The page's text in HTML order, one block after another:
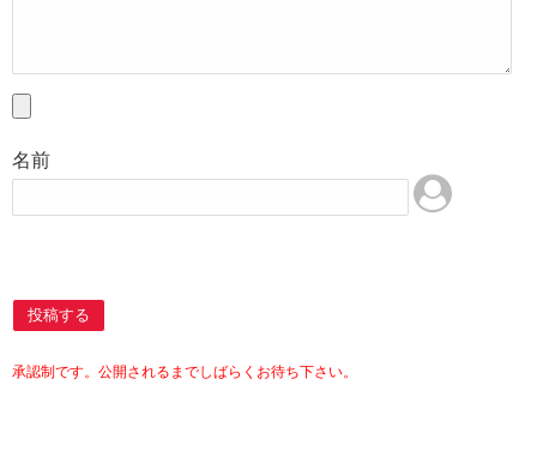
名前
投稿する
承認制です。公開されるまでしばらくお待ち下さい。